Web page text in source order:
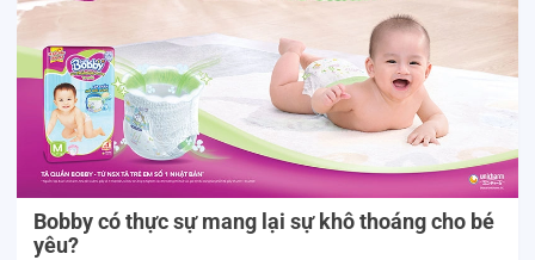
Bobby có thực sự mang lại sự khô thoáng cho bé
yêu?